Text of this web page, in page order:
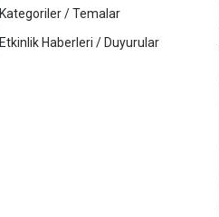
Kategoriler / Temalar
Etkinlik Haberleri / Duyurular